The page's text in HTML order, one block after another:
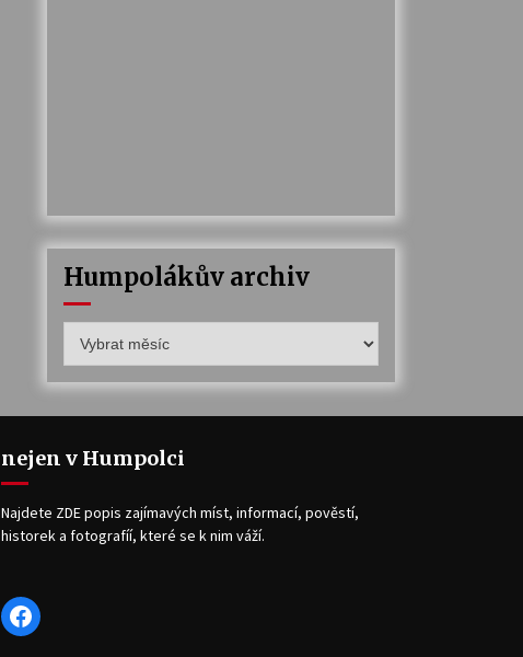
Humpolákův archiv
archiv
nejen v Humpolci
Najdete ZDE popis zajímavých míst, informací, pověstí,
historek a fotografíí, které se k nim váží.
Facebook